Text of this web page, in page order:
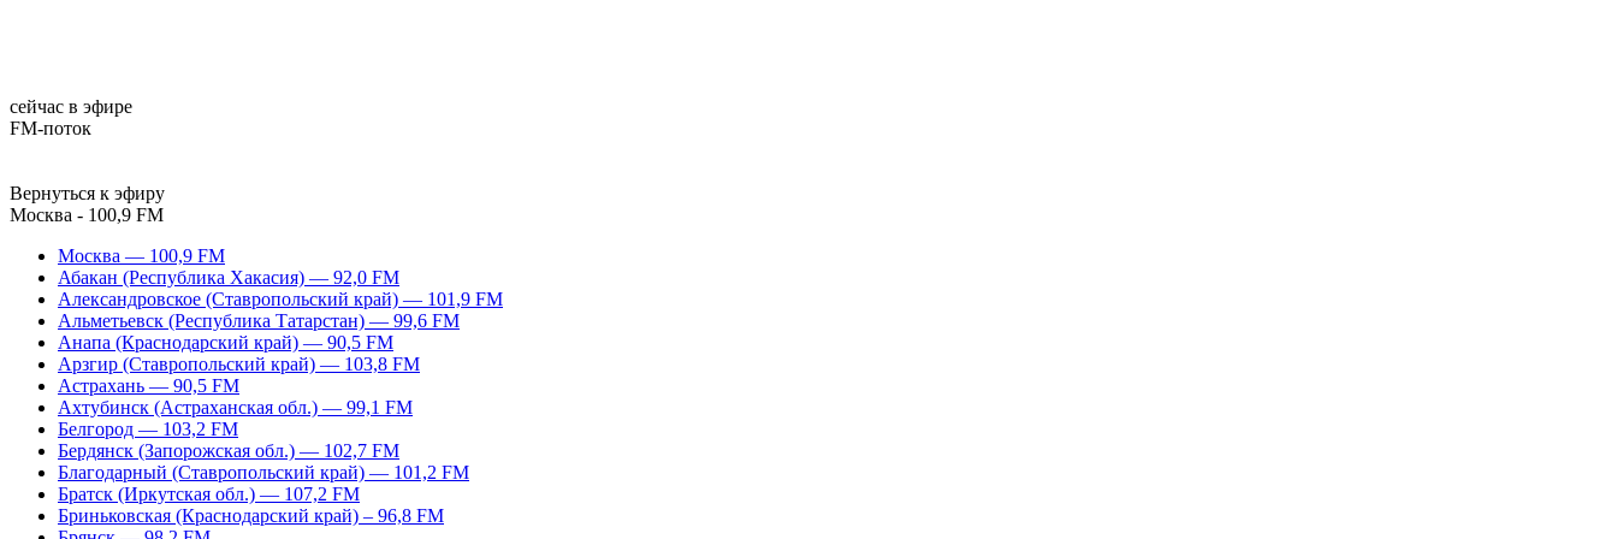
сейчас в эфире
FM-поток
Вернуться к эфиру
Москва - 100,9 FM
Москва — 100,9 FM
Абакан (Республика Хакасия) — 92,0 FM
Александровское (Ставропольский край) — 101,9 FM
Альметьевск (Республика Татарстан) — 99,6 FM
Анапа (Краснодарский край) — 90,5 FM
Арзгир (Ставропольский край) — 103,8 FM
Астрахань — 90,5 FM
Ахтубинск (Астраханская обл.) — 99,1 FM
Белгород — 103,2 FM
Бердянск (Запорожская обл.) — 102,7 FM
Благодарный (Ставропольский край) — 101,2 FM
Братск (Иркутская обл.) — 107,2 FM
Бриньковская (Краснодарский край) – 96,8 FM